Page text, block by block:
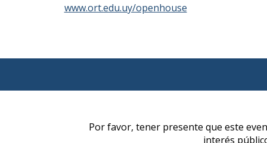
www.ort.edu.uy/openhouse